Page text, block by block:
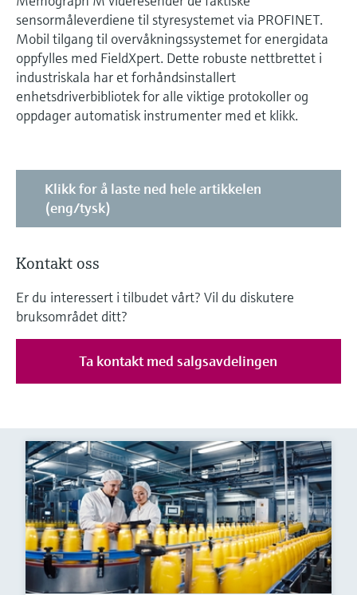
sensormåleverdiene til styresystemet via PROFINET.
Mobil tilgang til overvåkningssystemet for energidata
oppfylles med FieldXpert. Dette robuste nettbrettet i
industriskala har et forhåndsinstallert
enhetsdriverbibliotek for alle viktige protokoller og
oppdager automatisk instrumenter med et klikk.
Klikk for å laste ned hele artikkelen
(eng/tysk)
Kontakt oss
Er du interessert i tilbudet vårt? Vil du diskutere
bruksområdet ditt?
Ta kontakt med salgsavdelingen